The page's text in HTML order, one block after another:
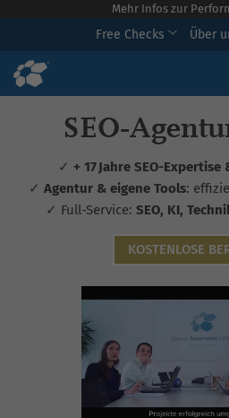
Mehr Infos zur
Free Checks Über
✓ + 17 Jahre SEO-
✓ Agentur & eigene Tools:
✓ Full-Service: SEO, KI,
KOSTENLOSE